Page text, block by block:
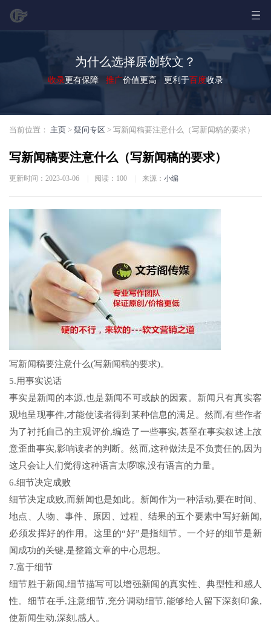
为什么选择原创软文？
收录更有保障 推广价值更高 更利于百度收录
当前位置： 主页 > 疑问专区 > 写新闻稿要注意什么（写新闻稿的要求）
写新闻稿要注意什么（写新闻稿的要求）
更新时间：2023-03-06 阅读： 100 来源： 小编
写新闻稿要注意什么(写新闻稿的要求)。
5.用事实说话
事实是新闻的本源,也是新闻不可或缺的因素。新闻只有真实客
观地呈现事件,才能使读者得到某种信息的满足。然而,有些作者
为了衬托自己的主观评价,编造了一些事实,甚至在事实叙述上故
意歪曲事实,影响读者的判断。然而,这种做法是不负责任的,因为
这只会让人们觉得这种语言太啰嗦,没有语言的力量。
6.细节决定成败
细节决定成败,而新闻也是如此。新闻作为一种活动,要在时间、
地点、人物、事件、原因、过程、结果的五个要素中写好新闻,
必须发挥好的作用。这里的“好”是指细节。一个好的细节是新
闻成功的关键,是整篇文章的中心思想。
7.富于细节
细节胜于新闻,细节描写可以增强新闻的真实性、典型性和感人
性。细节在手,注意细节,充分调动细节,能够给人留下深刻印象,
使新闻生动,深刻,感人。